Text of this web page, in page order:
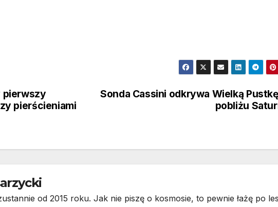
Sonda Cassini odkrywa Wielką
pobliżu
pierwszy
pierścieniami
od 2015 roku. Jak nie piszę o kosmosie, to pewnie łażę po